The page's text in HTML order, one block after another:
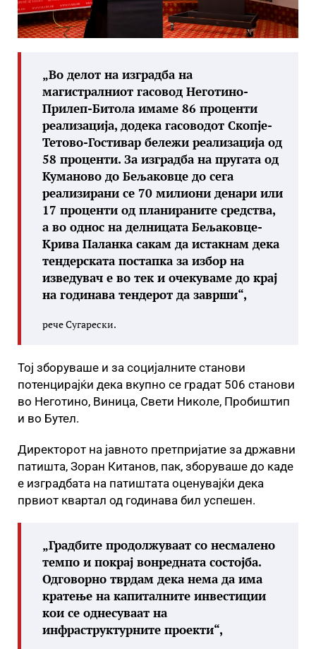
„Во делот на изградба на
магистралниот гасовод Неготино-
Прилеп-Битола имаме 86 проценти
реализација, додека гасоводот Скопје-
Тетово-Гостивар бележи реализација од
58 проценти. За изградба на пругата од
Куманово до Бељаковце до сега
реализирани се 70 милиони денари или
17 проценти од планираните средства,
а во однос на делницата Бељаковце-
Крива Паланка сакам да истакнам дека
тендерската постапка за избор на
изведувач е во тек и очекуваме до крај
на годинава тендерот да заврши“,
рече Сугарески.
Тој зборуваше и за социјалните станови
потенцирајќи дека вкупно се градат 506 станови
во Неготино, Виница, Свети Николе, Пробиштип
и во Бутел.
Директорот на јавното претпријатие за државни
патишта, Зоран Китанов, пак, зборуваше до каде
е изградбата на патиштата оценувајќи дека
првиот квартал од годинава бил успешен.
„Градбите продолжуваат со несмалено
темпо и покрај вонредната состојба.
Одговорно тврдам дека нема да има
кратење на капиталните инвестиции
кои се однесуваат на
инфраструктурните проекти“,